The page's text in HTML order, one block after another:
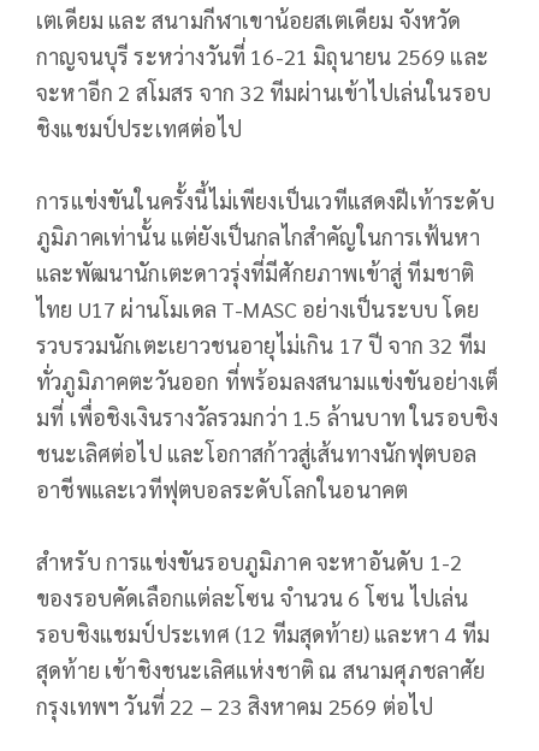
เตเดียม และ สนามกีฬาเขาน้อยสเตเดียม จังหวัด
กาญจนบุรี ระหว่างวันที่ 16-21 มิถุนายน 2569 และ
จะหาอีก 2 สโมสร จาก 32 ทีมผ่านเข้าไปเล่นในรอบ
ชิงแชมป์ประเทศต่อไป
การแข่งขันในครั้งนี้ไม่เพียงเป็นเวทีแสดงฝีเท้าระดับ
ภูมิภาคเท่านั้น แต่ยังเป็นกลไกสำคัญในการเฟ้นหา
และพัฒนานักเตะดาวรุ่งที่มีศักยภาพเข้าสู่ ทีมชาติ
ไทย U17 ผ่านโมเดล T-MASC อย่างเป็นระบบ โดย
รวบรวมนักเตะเยาวชนอายุไม่เกิน 17 ปี จาก 32 ทีม
ทั่วภูมิภาคตะวันออก ที่พร้อมลงสนามแข่งขันอย่างเต็
มที่ เพื่อชิงเงินรางวัลรวมกว่า 1.5 ล้านบาท ในรอบชิง
ชนะเลิศต่อไป และโอกาสก้าวสู่เส้นทางนักฟุตบอล
อาชีพและเวทีฟุตบอลระดับโลกในอนาคต
สำหรับ การแข่งขันรอบภูมิภาค จะหาอันดับ 1-2
ของรอบคัดเลือกแต่ละโซน จำนวน 6 โซน ไปเล่น
รอบชิงแชมป์ประเทศ (12 ทีมสุดท้าย) และหา 4 ทีม
สุดท้าย เข้าชิงชนะเลิศแห่งชาติ ณ สนามศุภชลาศัย
กรุงเทพฯ วันที่ 22 – 23 สิงหาคม 2569 ต่อไป